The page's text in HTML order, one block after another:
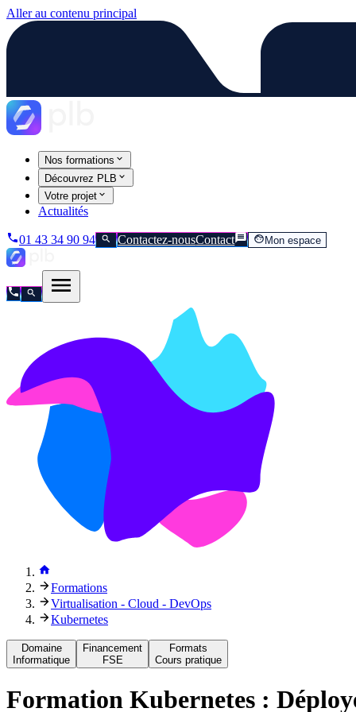
Aller au contenu principal
Nos formations
Découvrez PLB
Votre projet
Actualités
01 43 34 90 94 Contactez-nousContact Mon espace
Formations
Virtualisation - Cloud - DevOps
Kubernetes
Domaine
Informatique
Financement
FSE
Formats
Cours pratique
Formation Kubernetes :